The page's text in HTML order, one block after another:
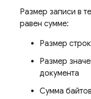
Размер записи в
равен сумме:
Размер
Размер
документа
Сумма